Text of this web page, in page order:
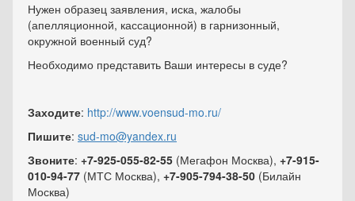
Нужен образец заявления, иска, жалобы
(апелляционной, кассационной) в гарнизонный,
окружной военный суд?
Необходимо представить Ваши интересы в суде?
Заходите: http://www.voensud-mo.ru/
Пишите: sud-mo@yandex.ru
Звоните: +7-925-055-82-55 (Мегафон Москва), +7-915-
010-94-77 (МТС Москва), +7-905-794-38-50 (Билайн
Москва)